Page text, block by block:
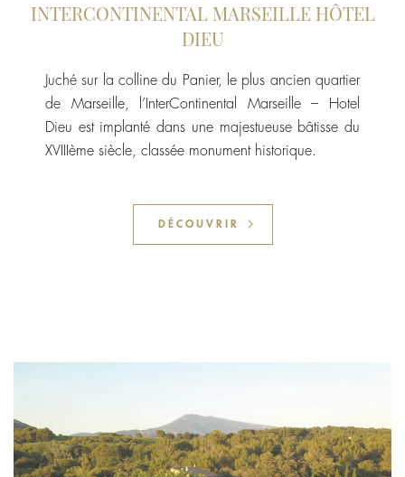
INTERCONTINENTAL MARSEILLE HÔTEL
DIEU
Juché sur la colline du Panier, le plus ancien quartier
de Marseille, l’InterContinental Marseille – Hotel
Dieu est implanté dans une majestueuse bâtisse du
XVIIIème siècle, classée monument historique.
DÉCOUVRIR